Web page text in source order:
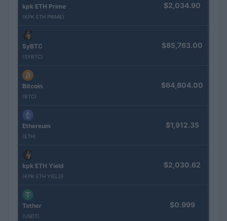
kpk ETH Prime
(KPK ETH PRIME)
$2,034.90
SyBTC
(SYBTC)
$85,763.00
Bitcoin
(BTC)
$64,804.00
Ethereum
(ETH)
$1,912.35
kpk ETH Yield
(KPK ETH YIELD)
$2,030.62
Tether
(USDT)
$0.999